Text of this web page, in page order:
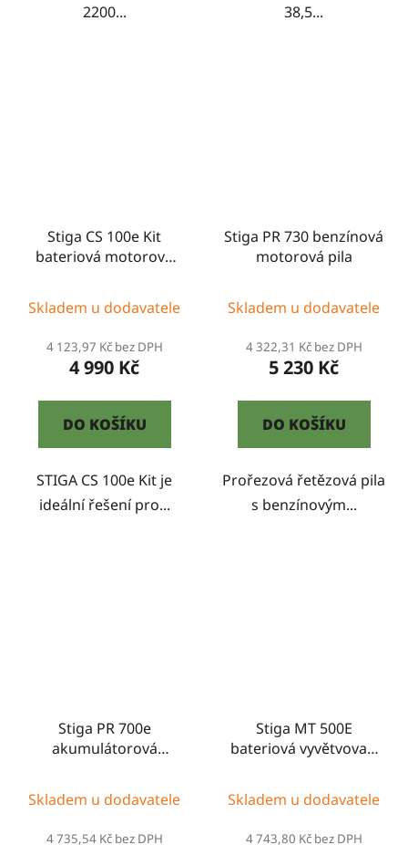
2200...
38,5...
Stiga CS 100e Kit
bateriová motorová
Skladem u dodavatele
4 123,97 Kč bez DPH
4 990 Kč
DO KOŠÍKU
STIGA CS 100e Kit je
ideální řešení pro...
Stiga PR 730 benzínová
motorová pila
Skladem u dodavatele
4 322,31 Kč bez DPH
5 230 Kč
DO KOŠÍKU
Prořezová řetězová pila
s benzínovým...
Stiga PR 700e
akumulátorová
Skladem u dodavatele
4 735,54 Kč bez DPH
Stiga MT 500E
bateriová vyvětvovací
Skladem u dodavatele
4 743,80 Kč bez DPH